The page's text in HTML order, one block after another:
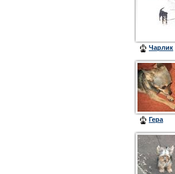
Чарлик
Гера